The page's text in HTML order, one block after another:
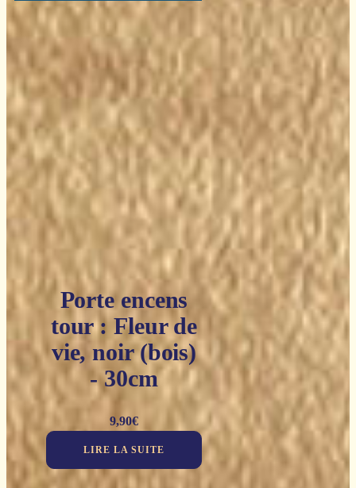
Porte encens
tour : Fleur de
vie, noir (bois)
- 30cm
9,90€
LIRE LA SUITE